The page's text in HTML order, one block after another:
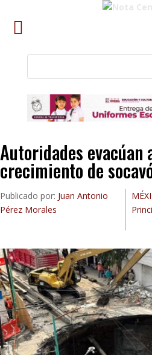
Autoridades
crecimiento de
Publicado por: Juan Antonio
Pérez Morales